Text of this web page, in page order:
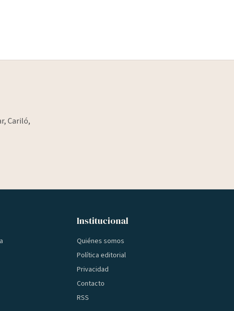
Cariló,
Institucional
Quiénes somos
Política editorial
Privacidad
Contacto
RSS